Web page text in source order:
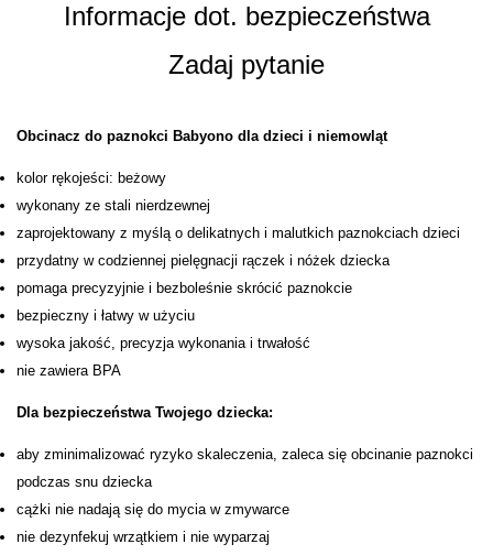
Informacje dot. bezpieczeństwa
Zadaj pytanie
Obcinacz do paznokci Babyono dla dzieci i niemowląt
kolor rękojeści: beżowy
wykonany ze stali nierdzewnej
zaprojektowany z myślą o delikatnych i malutkich paznokciach dzieci
przydatny w codziennej pielęgnacji rączek i nóżek dziecka
pomaga precyzyjnie i bezboleśnie skrócić paznokcie
bezpieczny i łatwy w użyciu
wysoka jakość, precyzja wykonania i trwałość
nie zawiera BPA
Dla bezpieczeństwa Twojego dziecka:
aby zminimalizować ryzyko skaleczenia, zaleca się obcinanie paznokci
podczas snu dziecka
cążki nie nadają się do mycia w zmywarce
nie dezynfekuj wrzątkiem i nie wyparzaj